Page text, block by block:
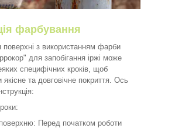
фарбування
з використанням фарби
для запобігання іржі може
специфічних кроків, щоб
якісне та довговічне покриття. Ось
поверхню: Перед початком роботи